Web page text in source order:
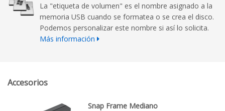
La "etiqueta de volumen" es el nombre asignado a la
memoria USB cuando se formatea o se crea el disco.
Podemos personalizar este nombre si así lo solicita.
Más información
Accesorios
Snap Frame Mediano